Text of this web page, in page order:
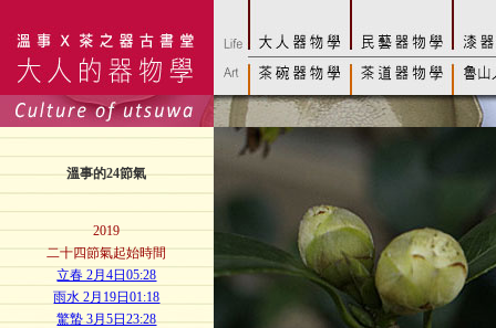
溫事的24節氣
2019
二十四節氣起始時間
立春 2月4日05:28
雨水 2月19日01:18
驚蟄 3月5日23:28